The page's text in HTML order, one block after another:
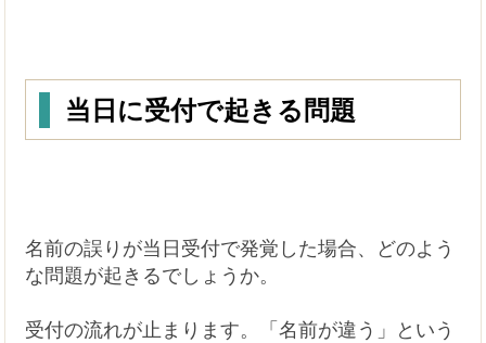
当日に受付で起きる問題
名前の誤りが当日受付で発覚した場合、どのよう
な問題が起きるでしょうか。
受付の流れが止まります。「名前が違う」という